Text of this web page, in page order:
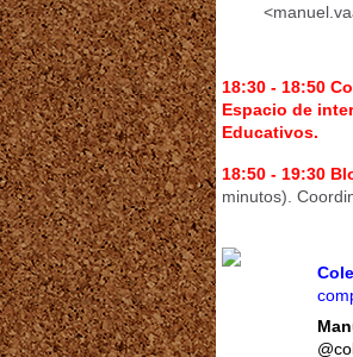
18:30 - 18:50
Espacio de
Educativos.
18:50 - 19:30
minutos).